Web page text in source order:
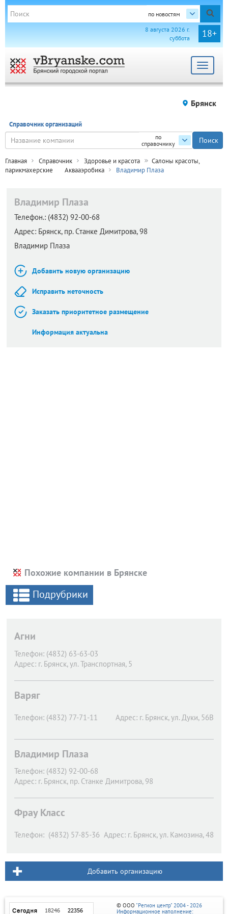
по новостям
18+
8 августа 2026 г.
суббота
Toggle
Брянск
Справочник организаций
по
справочнику
Главная Справочник Здоровье и красота
Салоны красоты,
парикмахерские
Аквааэробика Владимир Плаза
Владимир Плаза
Телефон.: (4832) 92-00-68
Адрес: Брянск, пр. Станке Димитрова, 98
Владимир Плаза
Добавить новую организацию
Исправить неточность
Заказать приоритетное размещение
Информация актуальна
Похожие компании в Брянске
Подрубрики
Агни
Телефон: (4832) 63-63-03
Адрес: г. Брянск, ул. Транспортная, 5
Варяг
Телефон: (4832) 77-71-11 Адрес: г. Брянск, ул. Дуки, 56В
Владимир Плаза
Телефон: (4832) 92-00-68
Адрес: г. Брянск, пр. Станке Димитрова, 98
Фрау Класс
Телефон: (4832) 57-85-36 Адрес: г. Брянск, ул. Камозина, 48
Добавить организацию
© ООО "Регион центр" 2004 - 2026
Информационное наполнение: